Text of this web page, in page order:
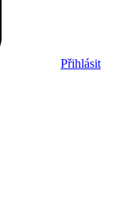
Přihlásit